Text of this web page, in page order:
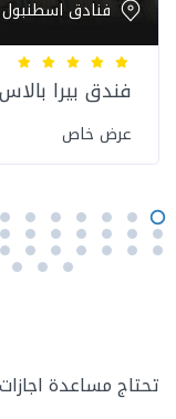
فنادق اسطنبول
فندق بيرا بالاس
عرض خاص
تحتاج مساعدة